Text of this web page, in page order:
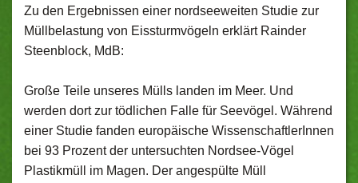
Zu den Ergebnissen einer nordseeweiten Studie zur
Müllbelastung von Eissturmvögeln erklärt Rainder
Steenblock, MdB:
Große Teile unseres Mülls landen im Meer. Und
werden dort zur tödlichen Falle für Seevögel. Während
einer Studie fanden europäische WissenschaftlerInnen
bei 93 Prozent der untersuchten Nordsee-Vögel
Plastikmüll im Magen. Der angespülte Müll